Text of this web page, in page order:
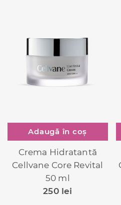
Adaugă în coș
Crema Hidratantă
Cellvane Core Revital
50 ml
250 lei